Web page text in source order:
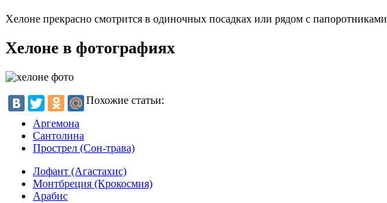
Хелоне прекрасно смотрится в одиночных посадках или рядом с
Хелоне в фотографиях
Похожие статьи:
Аргемона
Сантолина
Прострел (Сон-трава)
Лофант (Агастахис)
Монтбреция (Крокосмия)
Арабис